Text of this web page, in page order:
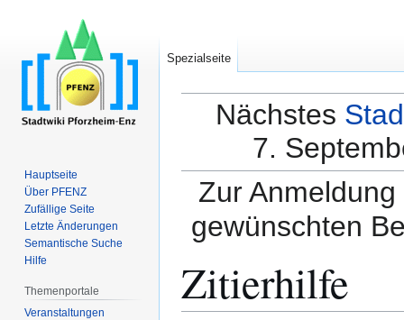
Nächstes
7.
Zur
gewünschten
Zitierhilfe
Spezialseite
Hauptseite
Über PFENZ
Zufällige Seite
Letzte Änderungen
Semantische Suche
Hilfe
Themenportale
Veranstaltungen